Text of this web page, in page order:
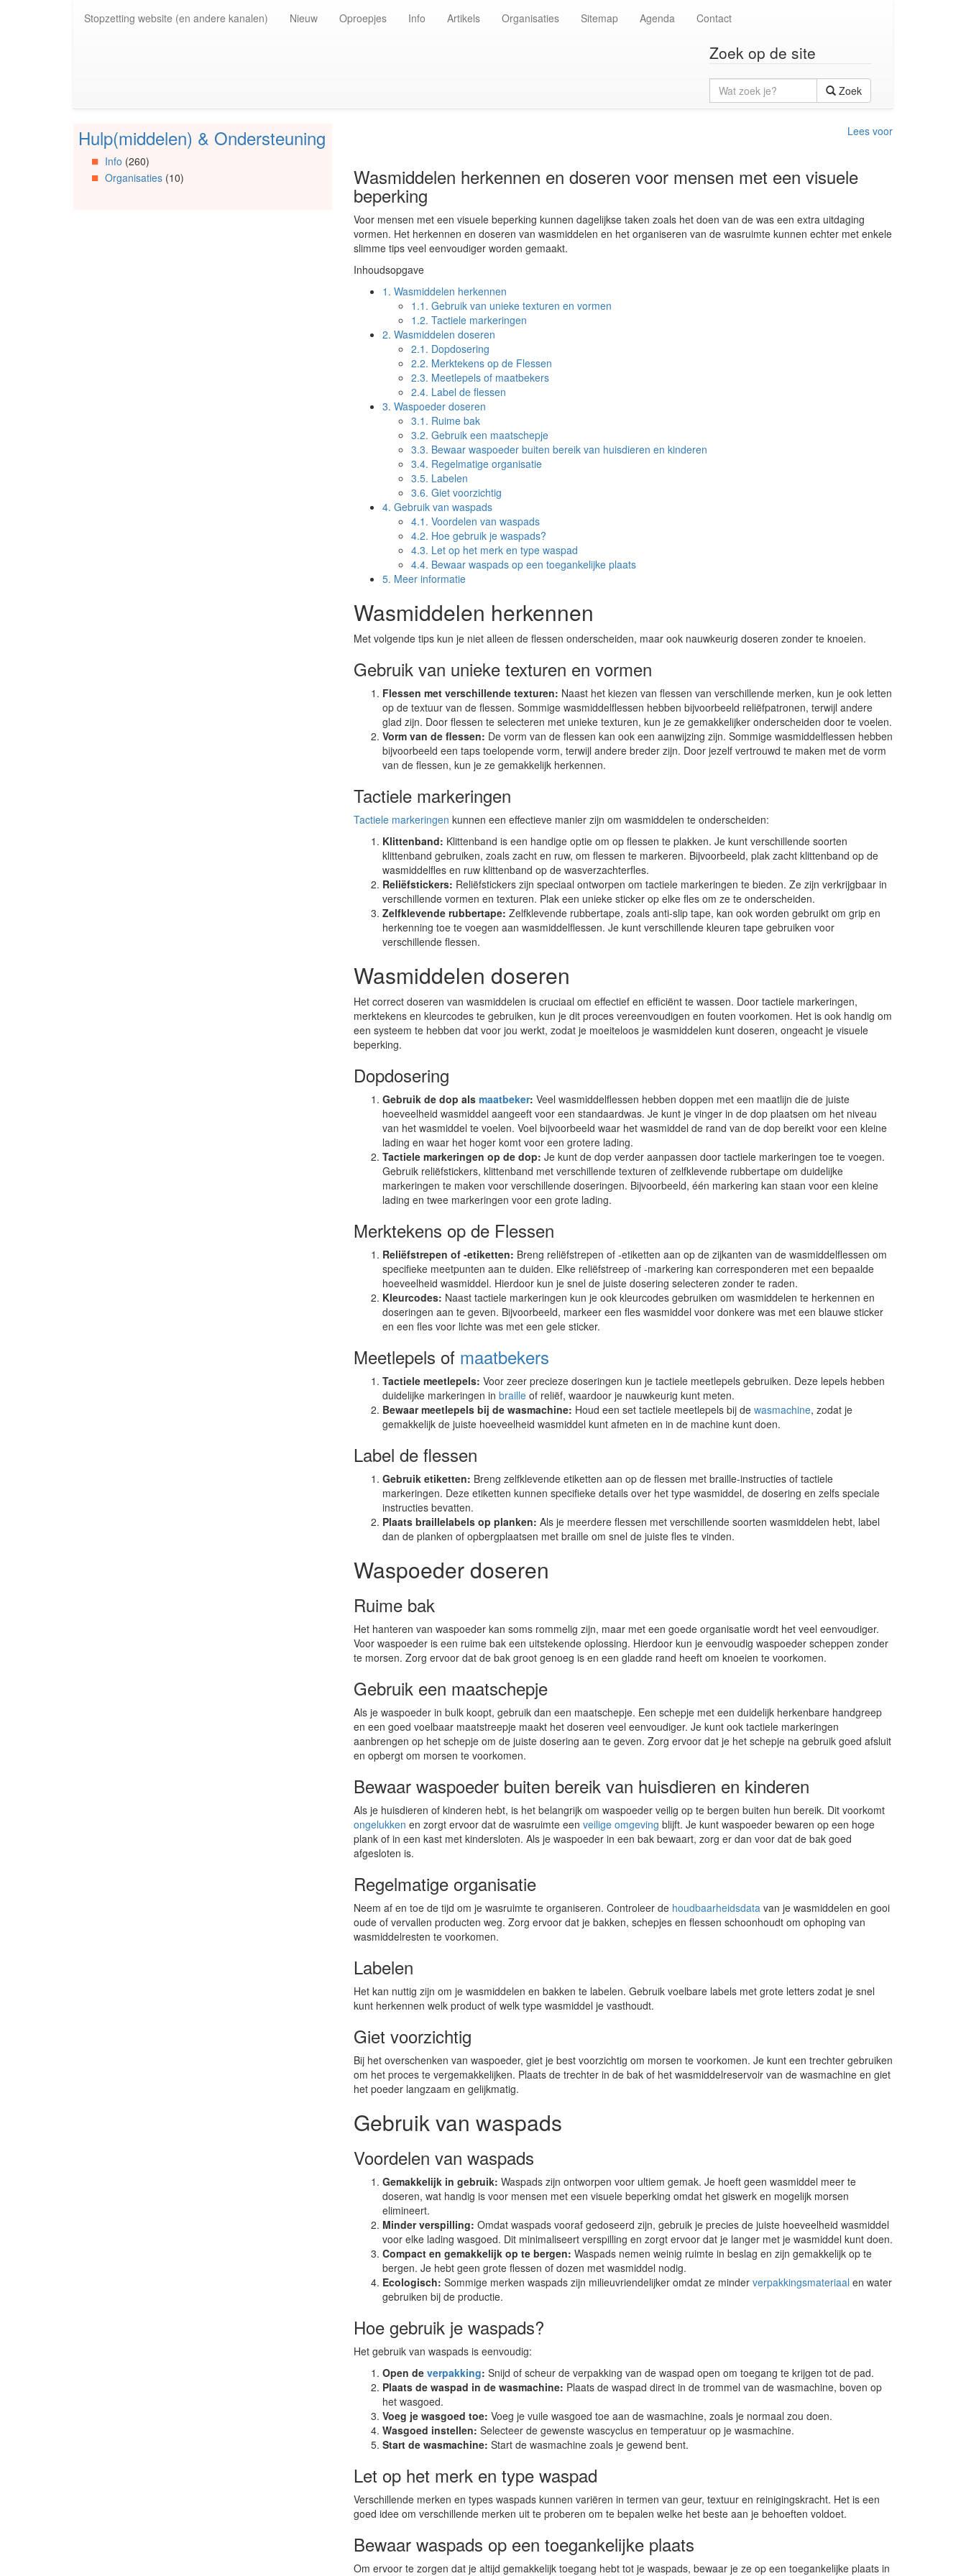
Stopzetting website (en andere kanalen) Nieuw Oproepjes Info Artikels Organisaties Sitemap Agenda Contact
Zoek op de site
Wat
zoek
je?
Zoek
Spring
Artikels
Spring
Hulp(middelen) & Ondersteuning
Info (260)
Organisaties(10)
Lees voor
Wasmiddelen herkennen en doseren voor mensen met een visuele
beperking
Voor mensen met een visuele beperking kunnen dagelijkse taken zoals het doen van de was een extra uitdaging
vormen. Het herkennen en doseren van wasmiddelen en het organiseren van de wasruimte kunnen echter met enkele
slimme tips veel eenvoudiger worden gemaakt.
Inhoudsopgave
1. Wasmiddelen herkennen
1.1. Gebruik van unieke texturen en vormen
1.2. Tactiele markeringen
2. Wasmiddelen doseren
2.1. Dopdosering
2.2. Merktekens op de Flessen
2.3. Meetlepels of maatbekers
2.4. Label de flessen
3. Waspoeder doseren
3.1. Ruime bak
3.2. Gebruik een maatschepje
3.3. Bewaar waspoeder buiten bereik van huisdieren en kinderen
3.4. Regelmatige organisatie
3.5. Labelen
3.6. Giet voorzichtig
4. Gebruik van waspads
4.1. Voordelen van waspads
4.2. Hoe gebruik je waspads?
4.3. Let op het merk en type waspad
4.4. Bewaar waspads op een toegankelijke plaats
5. Meer informatie
Wasmiddelen herkennen
Met volgende tips kun je niet alleen de flessen onderscheiden, maar ook nauwkeurig doseren zonder te knoeien.
Gebruik van unieke texturen en vormen
Flessen met verschillende texturen: Naast het kiezen van flessen van verschillende merken, kun je ook letten
op de textuur van de flessen. Sommige wasmiddelflessen hebben bijvoorbeeld reliëfpatronen, terwijl andere
glad zijn. Door flessen te selecteren met unieke texturen, kun je ze gemakkelijker onderscheiden door te voelen.
Vorm van de flessen: De vorm van de flessen kan ook een aanwijzing zijn. Sommige wasmiddelflessen hebben
bijvoorbeeld een taps toelopende vorm, terwijl andere breder zijn. Door jezelf vertrouwd te maken met de vorm
van de flessen, kun je ze gemakkelijk herkennen.
Tactiele markeringen
Tactiele markeringen kunnen een effectieve manier zijn om wasmiddelen te onderscheiden:
Klittenband: Klittenband is een handige optie om op flessen te plakken. Je kunt verschillende soorten
klittenband gebruiken, zoals zacht en ruw, om flessen te markeren. Bijvoorbeeld, plak zacht klittenband op de
wasmiddelfles en ruw klittenband op de wasverzachterfles.
Reliëfstickers: Reliëfstickers zijn speciaal ontworpen om tactiele markeringen te bieden. Ze zijn verkrijgbaar in
verschillende vormen en texturen. Plak een unieke sticker op elke fles om ze te onderscheiden.
Zelfklevende rubbertape: Zelfklevende rubbertape, zoals anti-slip tape, kan ook worden gebruikt om grip en
herkenning toe te voegen aan wasmiddelflessen. Je kunt verschillende kleuren tape gebruiken voor
verschillende flessen.
Wasmiddelen doseren
Het correct doseren van wasmiddelen is cruciaal om effectief en efficiënt te wassen. Door tactiele markeringen,
merktekens en kleurcodes te gebruiken, kun je dit proces vereenvoudigen en fouten voorkomen. Het is ook handig om
een systeem te hebben dat voor jou werkt, zodat je moeiteloos je wasmiddelen kunt doseren, ongeacht je visuele
beperking.
Dopdosering
Gebruik de dop als maatbeker: Veel wasmiddelflessen hebben doppen met een maatlijn die de juiste
hoeveelheid wasmiddel aangeeft voor een standaardwas. Je kunt je vinger in de dop plaatsen om het niveau
van het wasmiddel te voelen. Voel bijvoorbeeld waar het wasmiddel de rand van de dop bereikt voor een kleine
lading en waar het hoger komt voor een grotere lading.
Tactiele markeringen op de dop: Je kunt de dop verder aanpassen door tactiele markeringen toe te voegen.
Gebruik reliëfstickers, klittenband met verschillende texturen of zelfklevende rubbertape om duidelijke
markeringen te maken voor verschillende doseringen. Bijvoorbeeld, één markering kan staan voor een kleine
lading en twee markeringen voor een grote lading.
Merktekens op de Flessen
Reliëfstrepen of -etiketten: Breng reliëfstrepen of -etiketten aan op de zijkanten van de wasmiddelflessen om
specifieke meetpunten aan te duiden. Elke reliëfstreep of -markering kan corresponderen met een bepaalde
hoeveelheid wasmiddel. Hierdoor kun je snel de juiste dosering selecteren zonder te raden.
Kleurcodes: Naast tactiele markeringen kun je ook kleurcodes gebruiken om wasmiddelen te herkennen en
doseringen aan te geven. Bijvoorbeeld, markeer een fles wasmiddel voor donkere was met een blauwe sticker
en een fles voor lichte was met een gele sticker.
Meetlepels of maatbekers
Tactiele meetlepels: Voor zeer precieze doseringen kun je tactiele meetlepels gebruiken. Deze lepels hebben
duidelijke markeringen in braille of reliëf, waardoor je nauwkeurig kunt meten.
Bewaar meetlepels bij de wasmachine: Houd een set tactiele meetlepels bij de wasmachine, zodat je
gemakkelijk de juiste hoeveelheid wasmiddel kunt afmeten en in de machine kunt doen.
Label de flessen
Gebruik etiketten: Breng zelfklevende etiketten aan op de flessen met braille-instructies of tactiele
markeringen. Deze etiketten kunnen specifieke details over het type wasmiddel, de dosering en zelfs speciale
instructies bevatten.
Plaats braillelabels op planken: Als je meerdere flessen met verschillende soorten wasmiddelen hebt, label
dan de planken of opbergplaatsen met braille om snel de juiste fles te vinden.
Waspoeder doseren
Ruime bak
Het hanteren van waspoeder kan soms rommelig zijn, maar met een goede organisatie wordt het veel eenvoudiger.
Voor waspoeder is een ruime bak een uitstekende oplossing. Hierdoor kun je eenvoudig waspoeder scheppen zonder
te morsen. Zorg ervoor dat de bak groot genoeg is en een gladde rand heeft om knoeien te voorkomen.
Gebruik een maatschepje
Als je waspoeder in bulk koopt, gebruik dan een maatschepje. Een schepje met een duidelijk herkenbare handgreep
en een goed voelbaar maatstreepje maakt het doseren veel eenvoudiger. Je kunt ook tactiele markeringen
aanbrengen op het schepje om de juiste dosering aan te geven. Zorg ervoor dat je het schepje na gebruik goed afsluit
en opbergt om morsen te voorkomen.
Bewaar waspoeder buiten bereik van huisdieren en kinderen
Als je huisdieren of kinderen hebt, is het belangrijk om waspoeder veilig op te bergen buiten hun bereik. Dit voorkomt
ongelukken en zorgt ervoor dat de wasruimte een veilige omgeving blijft. Je kunt waspoeder bewaren op een hoge
plank of in een kast met kindersloten. Als je waspoeder in een bak bewaart, zorg er dan voor dat de bak goed
afgesloten is.
Regelmatige organisatie
Neem af en toe de tijd om je wasruimte te organiseren. Controleer de houdbaarheidsdata van je wasmiddelen en gooi
oude of vervallen producten weg. Zorg ervoor dat je bakken, schepjes en flessen schoonhoudt om ophoping van
wasmiddelresten te voorkomen.
Labelen
Het kan nuttig zijn om je wasmiddelen en bakken te labelen. Gebruik voelbare labels met grote letters zodat je snel
kunt herkennen welk product of welk type wasmiddel je vasthoudt.
Giet voorzichtig
Bij het overschenken van waspoeder, giet je best voorzichtig om morsen te voorkomen. Je kunt een trechter gebruiken
om het proces te vergemakkelijken. Plaats de trechter in de bak of het wasmiddelreservoir van de wasmachine en giet
het poeder langzaam en gelijkmatig.
Gebruik van waspads
Voordelen van waspads
Gemakkelijk in gebruik: Waspads zijn ontworpen voor ultiem gemak. Je hoeft geen wasmiddel meer te
doseren, wat handig is voor mensen met een visuele beperking omdat het giswerk en mogelijk morsen
elimineert.
Minder verspilling: Omdat waspads vooraf gedoseerd zijn, gebruik je precies de juiste hoeveelheid wasmiddel
voor elke lading wasgoed. Dit minimaliseert verspilling en zorgt ervoor dat je langer met je wasmiddel kunt doen.
Compact en gemakkelijk op te bergen: Waspads nemen weinig ruimte in beslag en zijn gemakkelijk op te
bergen. Je hebt geen grote flessen of dozen met wasmiddel nodig.
Ecologisch: Sommige merken waspads zijn milieuvriendelijker omdat ze minder verpakkingsmateriaal en water
gebruiken bij de productie.
Hoe gebruik je waspads?
Het gebruik van waspads is eenvoudig:
Open de verpakking: Snijd of scheur de verpakking van de waspad open om toegang te krijgen tot de pad.
Plaats de waspad in de wasmachine: Plaats de waspad direct in de trommel van de wasmachine, boven op
het wasgoed.
Voeg je wasgoed toe: Voeg je vuile wasgoed toe aan de wasmachine, zoals je normaal zou doen.
Wasgoed instellen: Selecteer de gewenste wascyclus en temperatuur op je wasmachine.
Start de wasmachine: Start de wasmachine zoals je gewend bent.
Let op het merk en type waspad
Verschillende merken en types waspads kunnen variëren in termen van geur, textuur en reinigingskracht. Het is een
goed idee om verschillende merken uit te proberen om te bepalen welke het beste aan je behoeften voldoet.
Bewaar waspads op een toegankelijke plaats
Om ervoor te zorgen dat je altijd gemakkelijk toegang hebt tot je waspads, bewaar je ze op een toegankelijke plaats in